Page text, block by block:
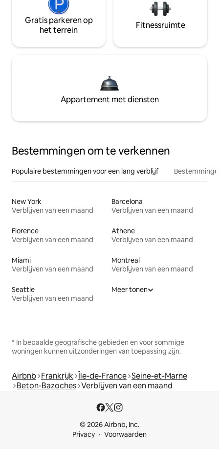
Gratis parkeren op
het terrein
Fitnessruimte
Appartement met diensten
Bestemmingen om te verkennen
Populaire bestemmingen voor een lang verblijf
New York
Verblijven van een maand
Barcelona
Verblijven van een maand
Florence
Verblijven van een maand
Athene
Verblijven van een maand
Miami
Verblijven van een maand
Montreal
Verblijven van een maand
Seattle
Verblijven van een maand
Meer tonen
* In bepaalde geografische gebieden en voor sommige
woningen kunnen uitzonderingen van toepassing zijn.
Airbnb Frankrijk Île-de-France Seine-et-Marne
Beton-Bazoches Verblijven van een maand
© 2026 Airbnb, Inc.
Privacy
Voorwaarden